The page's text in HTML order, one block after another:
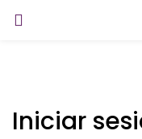
INICIAR
Iniciar